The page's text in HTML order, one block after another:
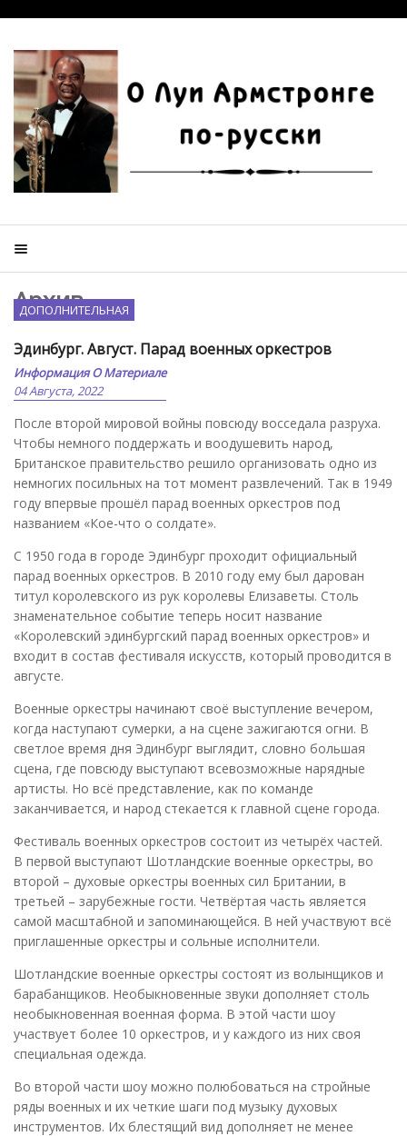
Архив
ДОПОЛНИТЕЛЬНАЯ
Эдинбург. Август. Парад военных оркестров
Информация О Материале
04 Августа, 2022
После второй мировой войны повсюду восседала разруха.
Чтобы немного поддержать и воодушевить народ,
Британское правительство решило организовать одно из
немногих посильных на тот момент развлечений. Так в 1949
году впервые прошёл парад военных оркестров под
названием «Кое-что о солдате».
С 1950 года в городе Эдинбург проходит официальный
парад военных оркестров. В 2010 году ему был дарован
титул королевского из рук королевы Елизаветы. Столь
знаменательное событие теперь носит название
«Королевский эдинбургский парад военных оркестров» и
входит в состав фестиваля искусств, который проводится в
августе.
Военные оркестры начинают своё выступление вечером,
когда наступают сумерки, а на сцене зажигаются огни. В
светлое время дня Эдинбург выглядит, словно большая
сцена, где повсюду выступают всевозможные нарядные
артисты. Но всё представление, как по команде
заканчивается, и народ стекается к главной сцене города.
Фестиваль военных оркестров состоит из четырёх частей.
В первой выступают Шотландские военные оркестры, во
второй – духовые оркестры военных сил Британии, в
третьей – зарубежные гости. Четвёртая часть является
самой масштабной и запоминающейся. В ней участвуют всё
приглашенные оркестры и сольные исполнители.
Шотландские военные оркестры состоят из волынщиков и
барабанщиков. Необыкновенные звуки дополняет столь
необыкновенная военная форма. В этой части шоу
участвует более 10 оркестров, и у каждого из них своя
специальная одежда.
Во второй части шоу можно полюбоваться на стройные
ряды военных и их четкие шаги под музыку духовых
инструментов. Их блестящий вид дополняет не менее